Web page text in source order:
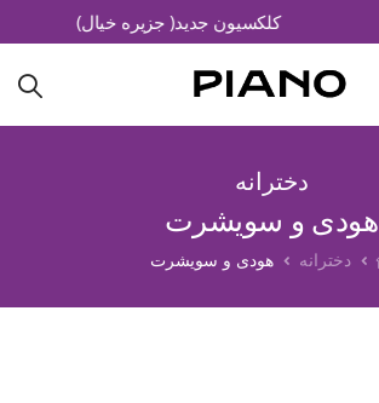
کلکسیون جدید( جزیره خیال)
دخترانه
هودی و سویشرت
دخترانه هودی و سویشرت